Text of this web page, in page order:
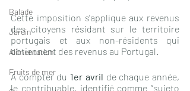
Balade
Jardin
Alimentation
Fruits de mer
Cette imposition s'applique aux revenus
des citoyens résidant sur le territoire
portugais et aux non-résidents qui
obtiennent des revenus au Portugal.
À compter du 1er avril de chaque année,
le contribuable, identifié comme “sujeto